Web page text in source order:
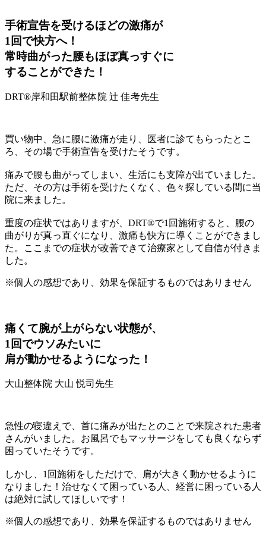
手術宣告を受けるほどの激痛が
1回で快方へ！
常時曲がった腰もほぼ真っすぐに
することができた！
DRT®岸和田駅前整体院 辻 佳考先生
買い物中、急に腰に激痛が走り、医者に診てもらったとこ
ろ、その場で手術宣告を受けたそうです。
痛みで腰も曲がってしまい、生活にも支障が出ていました。
ただ、その方は手術を受けたくなく、色々探している間に当
院に来ました。
重度の症状ではありますが、DRT®で1回施術すると、腰の
曲がりが真っ直ぐになり、激痛も快方に導くことができまし
た。ここまでの症状が改善できて治療家として自信が付きま
した。
※個人の感想であり、効果を保証するものではありません
痛くて腕が上がらない状態が、
1回でウソみたいに
肩が動かせるようになった！
大山整体院 大山 悦司 先生
急性の寝違えで、首に痛みが出たとのことで来院された患者
さんがいました。お風呂でもマッサージをしても良くならず
困っていたそうです。
しかし、1回施術をしただけで、肩が大きく動かせるように
なりました！治せなくて困っている人、経営に困っている人
は絶対に試してほしいです！
※個人の感想であり、効果を保証するものではありません